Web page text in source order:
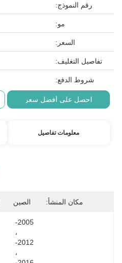
رقم النموذج:
مو:
السعر:
تفاصيل التغليف:
شروط الدفع:
احصل على أفضل سعر
معلومات تفاصيل
مكان المنشأ: الصين